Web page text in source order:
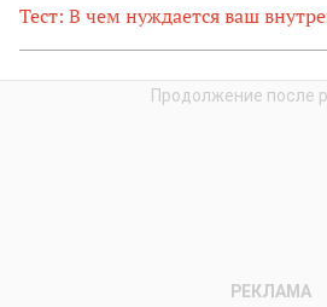
Тест: В чем нуждается ваш